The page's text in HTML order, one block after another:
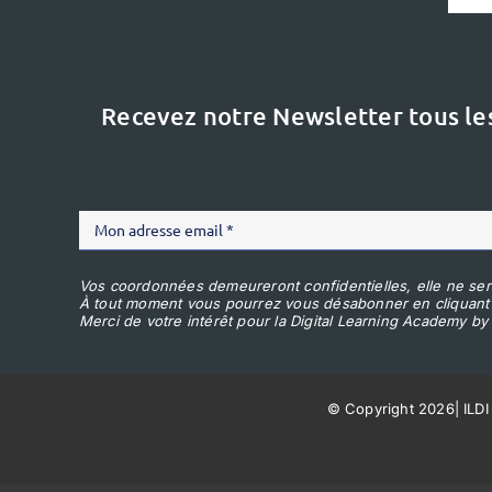
Recevez notre Newsletter tous
Vos coordonnées demeureront confidentielles, elle ne
À tout moment vous pourrez vous désabonner en
Merci de votre intérêt pour la Digital Learning Academy by
© Copyright 2026| ILDI